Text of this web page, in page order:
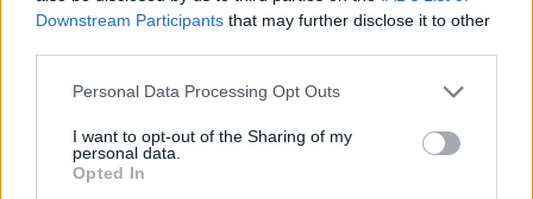
Downstream Participants that may further disclose it to other
Please note that this website/app uses one or more Google
not limited to your visit or usage behaviour. You may click to
grant or deny consent to Google and its third-party tags to
use your data for below specified purposes in below Google
Personal Data Processing Opt Outs
I want to opt-out of the Sharing of my
personal data.
Opted In